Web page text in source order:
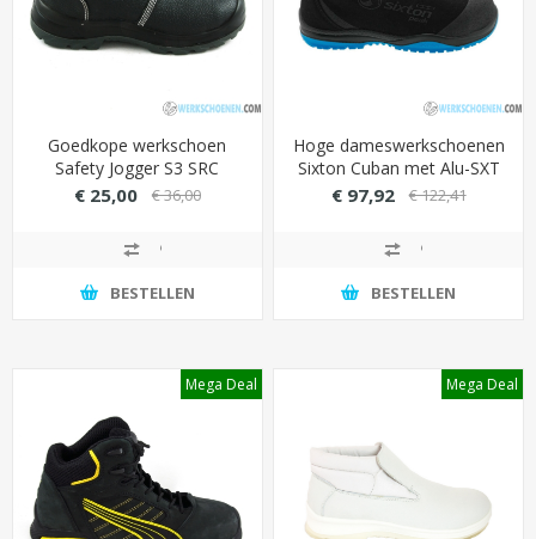
Goedkope werkschoen
Safety Jogger S3 SRC
Bestrun laag model (stalen
€ 25,00 € 36,00
BESTELLEN
Hoge dameswerkschoenen
Sixton Cuban met Alu-SXT
2.0 veiligheidsneus
€ 97,92 € 122,41
BESTELLEN
Mega Deal Mega Deal